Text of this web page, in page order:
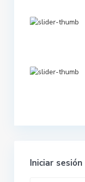
Iniciar sesión